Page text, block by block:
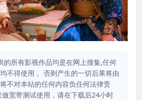
的所有影视作品均是在网上搜集,任何
不得使用， 否则产生的一切后果将由
不对本站的任何内容负任何法律责
宽带测试使用，请在下载后24小时